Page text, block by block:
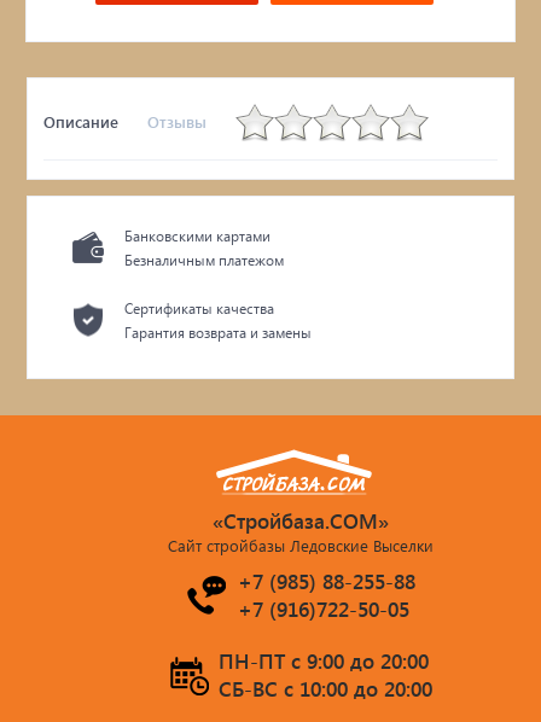
Описание Отзывы
Банковскими картами
Безналичным платежом
Сертификаты качества
Гарантия возврата и замены
«Стройбаза.COM»
Сайт стройбазы Ледовские Выселки
+7 (985) 88-255-88
+7 (916)722-50-05
ПН-ПТ c 9:00 до 20:00
СБ-ВС c 10:00 до 20:00